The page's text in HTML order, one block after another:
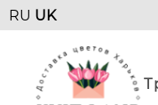
RU UK